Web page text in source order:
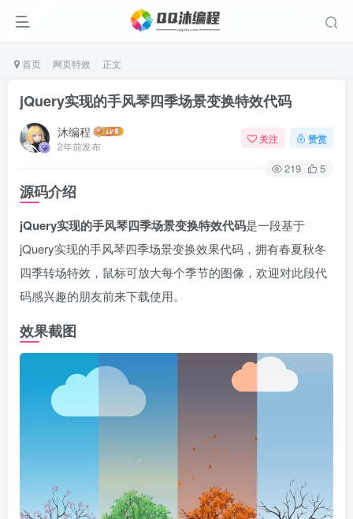
首页 网页特效 正文
jQuery实现的手风琴四季场景变换特效代码
沐编程
2年前发布
关注 赞赏
219 5
源码介绍
jQuery实现的手风琴四季场景变换特效代码是一段基于
jQuery实现的手风琴四季场景变换效果代码，拥有春夏秋冬
四季转场特效，鼠标可放大每个季节的图像，欢迎对此段代
码感兴趣的朋友前来下载使用。
效果截图